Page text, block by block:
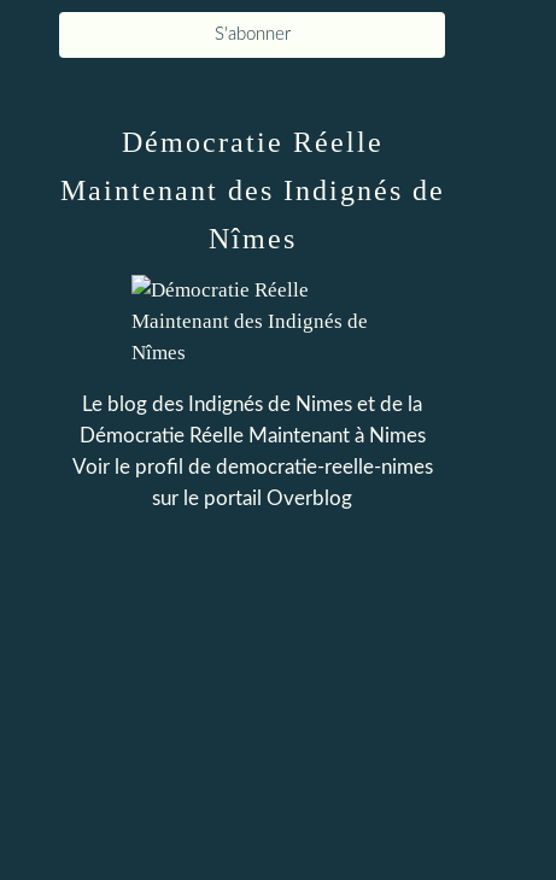
Démocratie Réelle
Maintenant des Indignés de
Nîmes
Le blog des Indignés de Nimes et de la
Démocratie Réelle Maintenant à Nimes
Voir le profil de democratie-reelle-nimes
sur le portail Overblog